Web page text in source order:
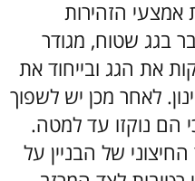
הזהירות
בגג שטוח, מגודר
את הגג ובייחוד את
לאחר מכן יש לשפוך
הם נוקזו עד למטה.
של הבניין על